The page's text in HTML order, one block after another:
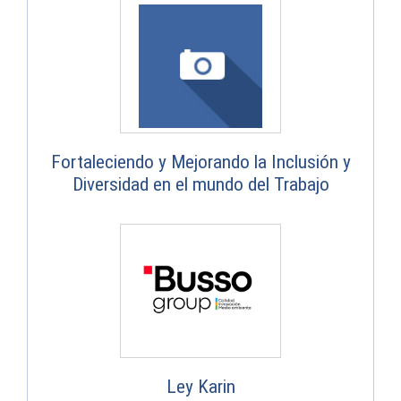
Fortaleciendo y Mejorando la Inclusión y
Diversidad en el mundo del Trabajo
Ley Karin